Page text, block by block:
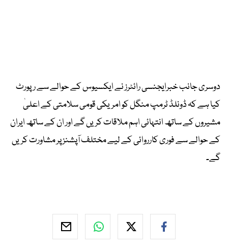
دوسری جانب خبرایجنسی رائٹرز نے ایکسیوس کے حوالے سے رپورٹ
کیا ہے کہ ڈونلڈ ٹرمپ منگل کو امریکی قومی سلامتی کے اعلیٰ
مشیروں کے ساتھ انتہائی اہم ملاقات کریں گے اور ان کے ساتھ ایران
کے حوالے سے فوری کارروائی کے لیے مختلف آپشنز پر مشاورت کریں
گے۔